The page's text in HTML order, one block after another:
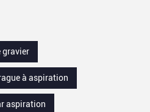
gravier
à aspiration
aspiration